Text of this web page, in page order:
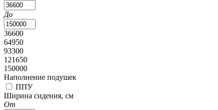
До
36600
64950
93300
121650
150000
Наполнение подушек
ППУ
Ширина сидения, см
От